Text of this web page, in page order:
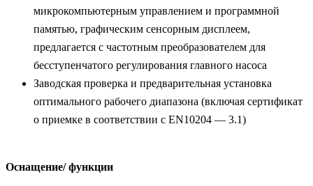
микрокомпьютерным управлением и программной
памятью, графическим сенсорным дисплеем,
предлагается с частотным преобразователем для
бесступенчатого регулирования главного насоса
Заводская проверка и предварительная установка
оптимального рабочего диапазона (включая сертификат
о приемке в соответствии с EN10204 — 3.1)
Оснащение/ функции